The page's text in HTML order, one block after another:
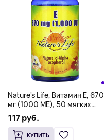
Nature's Life, Витамин E, 670
мг (1000 МЕ), 50 мягких
таблеток
117 руб.
КУПИТЬ